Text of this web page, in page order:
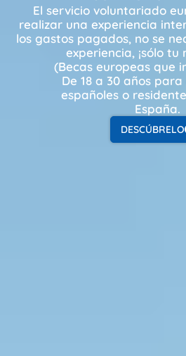
El servicio voluntariado
realizar una experiencia
los gastos pagados, no se
experiencia, ¡sólo tu
(Becas europeas que
De 18 a 30 años
españoles o
España.
DESCÚBRELO